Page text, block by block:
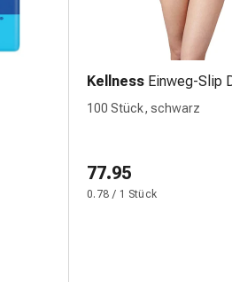
Kellness Einweg-Slip
100 Stück, schwarz
77.95
0.78 / 1 Stück